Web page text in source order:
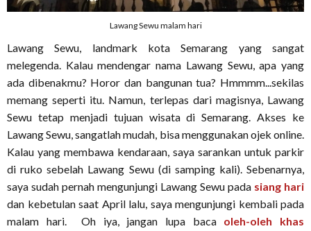
Lawang Sewu malam hari
Lawang Sewu, landmark kota Semarang yang sangat
melegenda. Kalau mendengar nama Lawang Sewu, apa yang
ada dibenakmu? Horor dan bangunan tua? Hmmmm...sekilas
memang seperti itu. Namun, terlepas dari magisnya, Lawang
Sewu tetap menjadi tujuan wisata di Semarang. Akses ke
Lawang Sewu, sangatlah mudah, bisa menggunakan ojek online.
Kalau yang membawa kendaraan, saya sarankan untuk parkir
di ruko sebelah Lawang Sewu (di samping kali). Sebenarnya,
saya sudah pernah mengunjungi Lawang Sewu pada siang hari
dan kebetulan saat April lalu, saya mengunjungi kembali pada
malam hari. Oh iya, jangan lupa baca oleh-oleh khas